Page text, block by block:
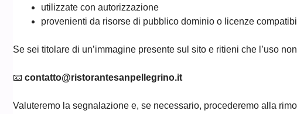
utilizzate con autorizzazione
provenienti da risorse di pubblico dominio o licenze
Se sei titolare di un’immagine presente sul sito e ritieni che l’uso
📧 contatto@ristorantesanpellegrino.it
Valuteremo la segnalazione e, se necessario, procederemo alla